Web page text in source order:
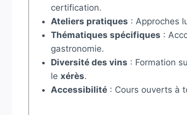
certification.
Ateliers pratiques : Approches
Thématiques spécifiques :
gastronomie.
Diversité des vins : Formation
le xérès.
Accessibilité: Cours ouverts à